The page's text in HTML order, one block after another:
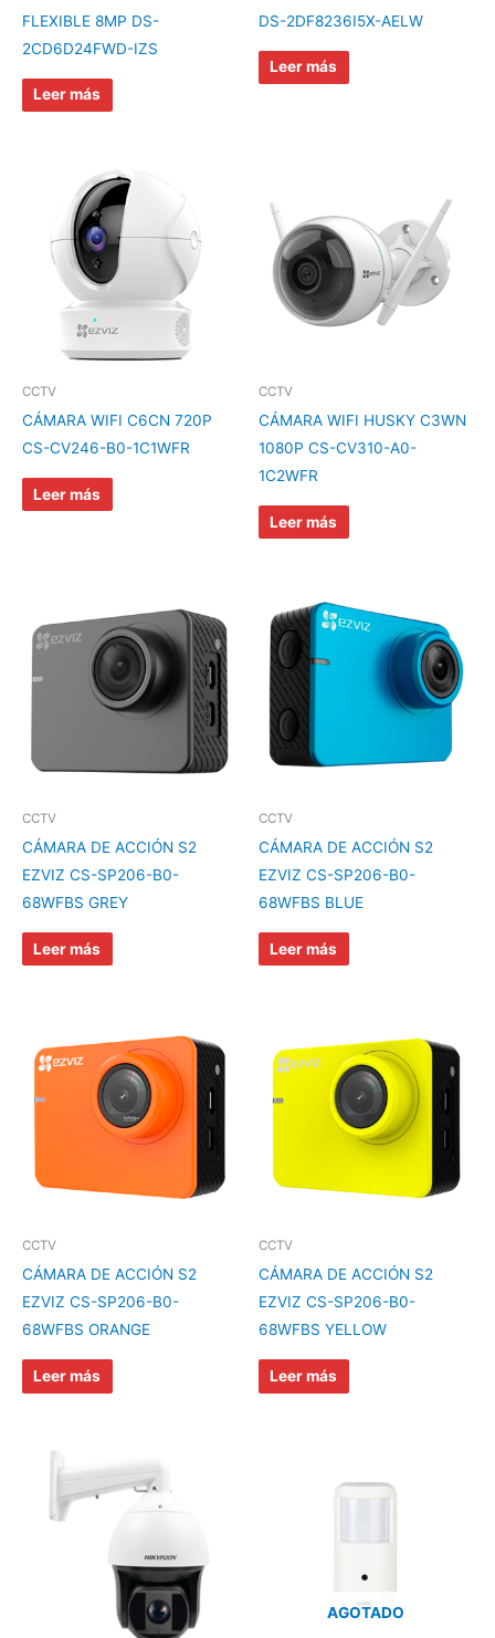
FLEXIBLE 8MP DS-
2CD6D24FWD-IZS
Leer más
DS-2DF8236I5X-AELW
Leer más
CCTV
CÁMARA WIFI C6CN 720P
CS-CV246-B0-1C1WFR
Leer más
CCTV
CÁMARA WIFI HUSKY C3WN
1080P CS-CV310-A0-
1C2WFR
Leer más
CCTV
CÁMARA DE ACCIÓN S2
EZVIZ CS-SP206-B0-
68WFBS GREY
Leer más
CCTV
CÁMARA DE ACCIÓN S2
EZVIZ CS-SP206-B0-
68WFBS BLUE
Leer más
CCTV
CÁMARA DE ACCIÓN S2
EZVIZ CS-SP206-B0-
68WFBS ORANGE
Leer más
CCTV
CÁMARA DE ACCIÓN S2
EZVIZ CS-SP206-B0-
68WFBS YELLOW
Leer más
AGOTADO